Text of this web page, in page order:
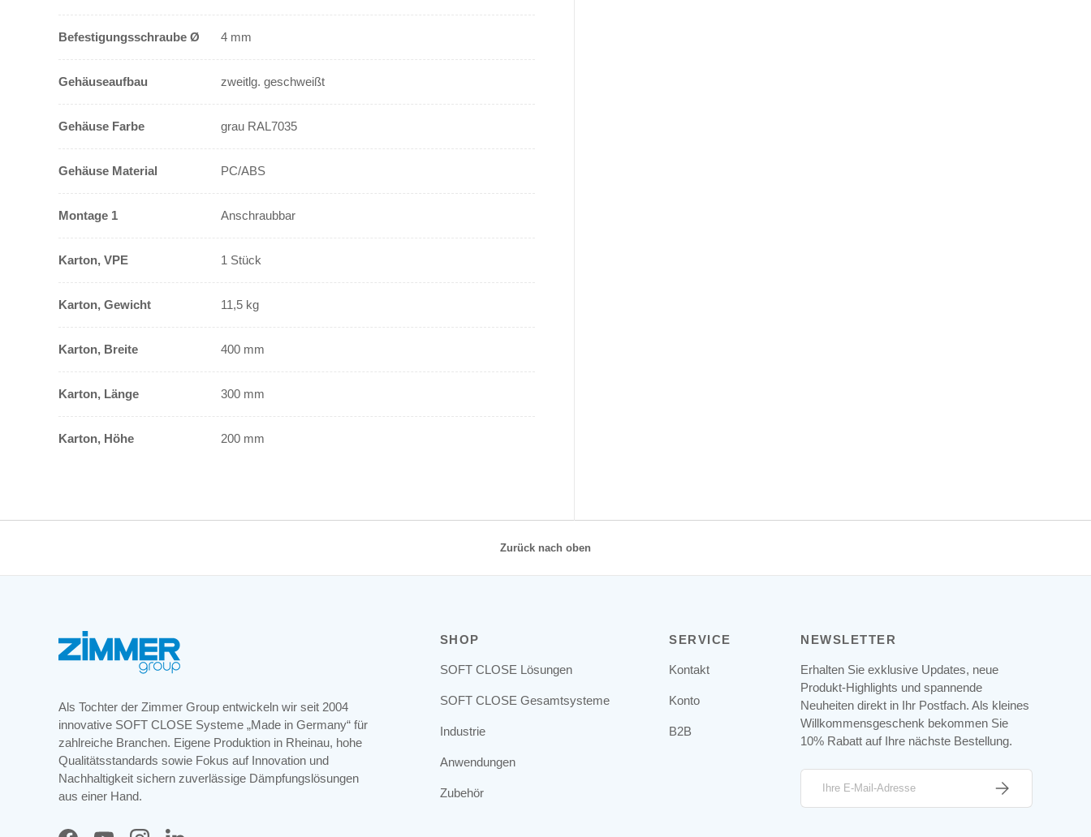
Befestigungsschraube Ø 4 mm
Gehäuseaufbau zweitlg. geschweißt
Gehäuse Farbe grau RAL7035
Gehäuse Material PC/ABS
Montage 1 Anschraubbar
Karton, VPE 1 Stück
Karton, Gewicht 11,5 kg
Karton, Breite 400 mm
Karton, Länge 300 mm
Karton, Höhe 200 mm
Zurück nach oben
Als Tochter der Zimmer Group entwickeln wir seit 2004
innovative SOFT CLOSE Systeme „Made in Germany“ für
zahlreiche Branchen. Eigene Produktion in Rheinau, hohe
Qualitätsstandards sowie Fokus auf Innovation und
Nachhaltigkeit sichern zuverlässige Dämpfungslösungen
aus einer Hand.
SHOP
SOFT CLOSE Lösungen
SOFT CLOSE Gesamtsysteme
Industrie
Anwendungen
Zubehör
SERVICE
Kontakt
Konto
B2B
NEWSLETTER
Erhalten Sie exklusive Updates, neue
Produkt-Highlights und spannende
Neuheiten direkt in Ihr Postfach. Als kleines
Willkommensgeschenk bekommen Sie
10% Rabatt auf Ihre nächste Bestellung.
E-Mail
ABONNIEREN